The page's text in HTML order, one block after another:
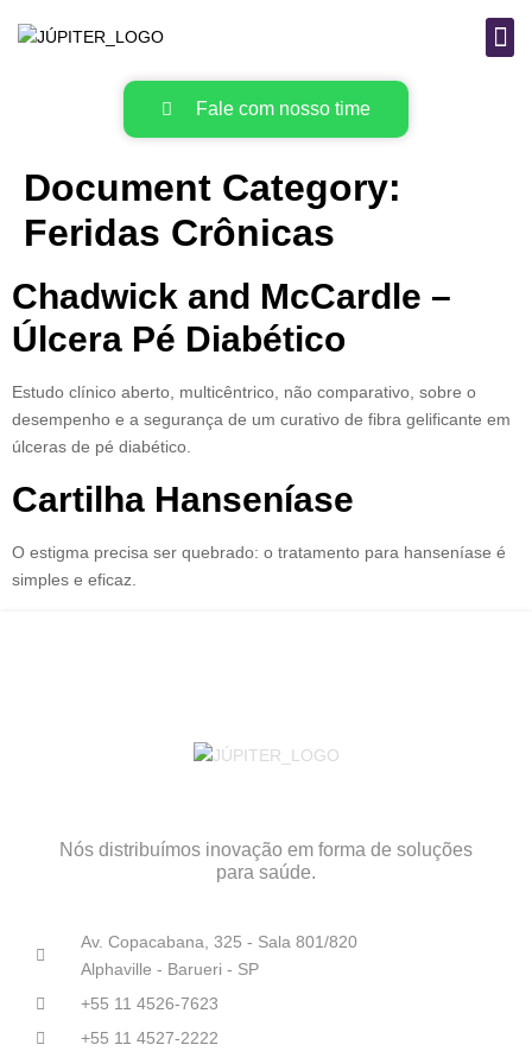
Fale com nosso time
Document Category:
Feridas Crônicas
Chadwick and McCardle –
Úlcera Pé Diabético
Estudo clínico aberto, multicêntrico, não comparativo, sobre o
desempenho e a segurança de um curativo de fibra gelificante em
úlceras de pé diabético.
Cartilha Hanseníase
O estigma precisa ser quebrado: o tratamento para hanseníase é
simples e eficaz.
Nós distribuímos inovação em forma de soluções
para saúde.
Av. Copacabana, 325 - Sala 801/820
Alphaville - Barueri - SP
+55 11 4526-7623
+55 11 4527-2222